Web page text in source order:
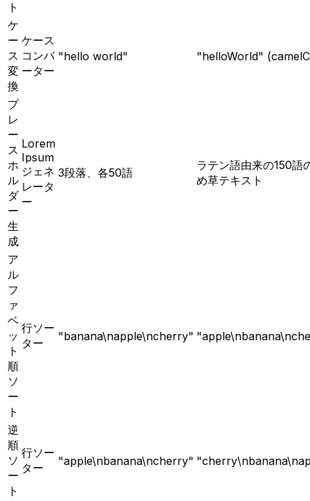
ト
ケ
ー
ス
変
換
ケース
コンバ
ーター
"hello world" "helloWorld"
プ
レ
ー
ス
ホ
ル
ダ
ー
生
成
Lorem
Ipsum
ジェネ
レータ
ー
3段落、各50語
ラテン語由来の150語
め草テキスト
ア
ル
フ
ァ
ベ
ッ
ト
順
ソ
ー
ト
行ソー
ター
"banana\napple\ncherry"
逆
順
ソ
ー
ト
行ソー
ター
"apple\nbanana\ncherry"